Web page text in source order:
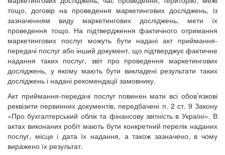
тощо, договір на проведення маркетингових досліджень, із
зазначенням виду маркетингових досліджень, мети їх
проведення тощо. На підтвердження фактичного отримання
маркетингових послуг можуть бути надані акт приймання-
передачі послуг або інший документ, що підтверджує фактичне
надання таких послуг, звіт про проведення маркетингових
досліджень, у якому мають бути викладені результати таких
досліджень і надані рекомендації замовнику.
Акт приймання-передачі послуг повинен мати всі обов’язкові
реквізити первинних документів, передбачені п. 2 ст. 9 Закону
«Про бухгалтерський облік та фінансову звітність в Україні». В
актах виконаних робіт мають бути конкретний перелік наданих
послуг, місце і дата їх надання, а також зазначено, в чому
виражено їх результат.